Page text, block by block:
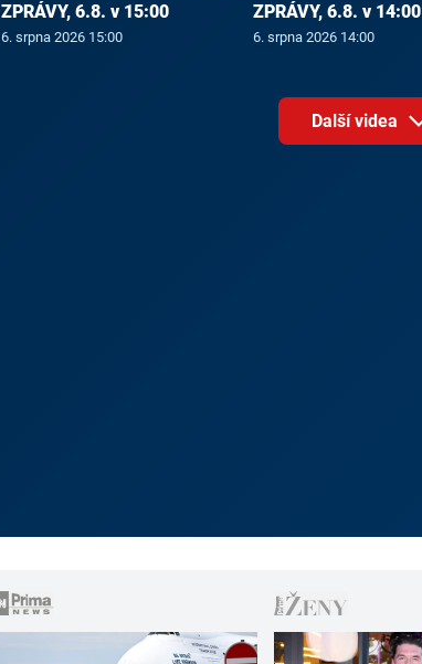
ZPRÁVY, 6.8. v 15:00
6. srpna 2026 15:00
ZPRÁVY, 6.8. v 14:00
6. srpna 2026 14:00
Další videa